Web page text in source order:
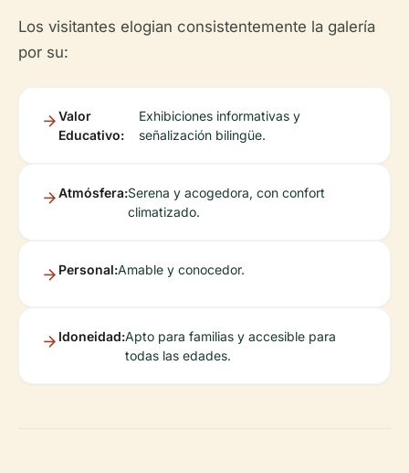
Los visitantes elogian consistentemente la galería
por su:
Valor
Educativo:
Exhibiciones informativas y
señalización bilingüe.
Atmósfera:Serena y acogedora, con confort
climatizado.
Personal:Amable y conocedor.
Idoneidad:Apto para familias y accesible para
todas las edades.